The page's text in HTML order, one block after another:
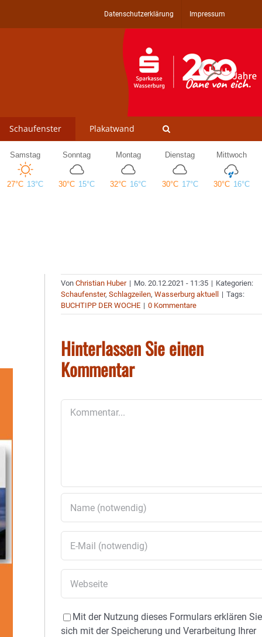
Datenschutzerklärung Impressum
Schaufenster Plakatwand
VonChristian Huber | Mo. 20.12.2021 - 11:35 | Kategorien:
Schaufenster,Schlagzeilen,Wasserburg aktuell | Tags:
BUCHTIPP DER WOCHE | 0 Kommentare
Hinterlassen Sie einen
Kommentar
Mit der Nutzung dieses Formulars erklären Sie
sich mit der Speicherung und Verarbeitung Ihrer